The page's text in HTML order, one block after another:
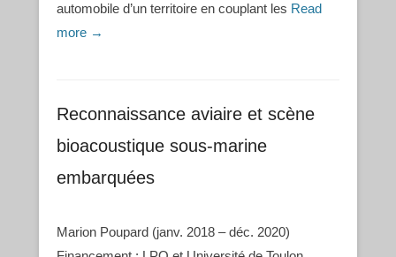
automobile d’un territoire en couplant les Read
more →
Reconnaissance aviaire et scène
bioacoustique sous-marine
embarquées
Marion Poupard (janv. 2018 – déc. 2020)